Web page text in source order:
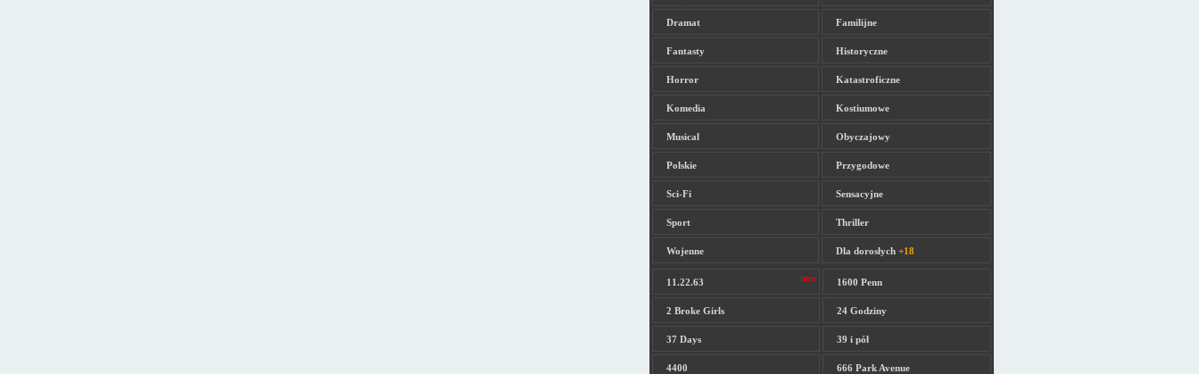
Dramat Familijne
Fantasty Historyczne
Horror Katastroficzne
Komedia Kostiumowe
Musical Obyczajowy
Polskie Przygodowe
Sci-Fi Sensacyjne
Sport Thriller
Wojenne Dla dorosłych +18
11.22.63 1600 Penn
2 Broke Girls 24 Godziny
37 Days 39 i pół
4400 666 Park Avenue